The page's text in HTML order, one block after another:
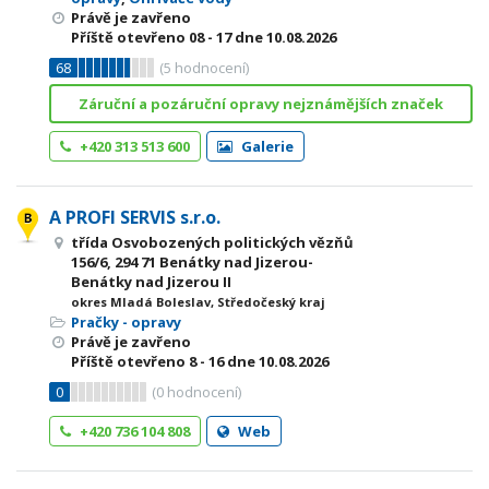
Právě je zavřeno
Příště otevřeno 08 - 17dne 10.08.2026
68
(5 hodnocení)
Záruční a pozáruční opravy nejznámějších značek
+420 313 513 600 Galerie
A PROFI SERVIS s.r.o.
třída Osvobozených politických vězňů
156/6, 294 71 Benátky nad Jizerou-
Benátky nad Jizerou II
okres Mladá Boleslav, Středočeský kraj
Pračky - opravy
Právě je zavřeno
Příště otevřeno 8 - 16dne 10.08.2026
0
(0 hodnocení)
+420 736 104 808
Web